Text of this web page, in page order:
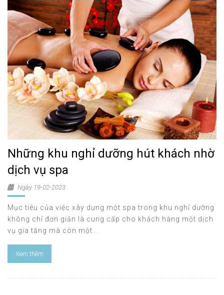
Những khu nghỉ dưỡng hút khách nhờ
dịch vụ spa
Ngày 19-02-2023
Mục tiêu của việc xây dựng một spa trong khu nghỉ dưỡng
không chỉ đơn giản là cung cấp cho khách hàng một dịch
vụ gia tăng mà còn một...
Xem thêm